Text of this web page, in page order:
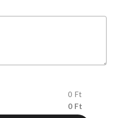
0 Ft
0 Ft